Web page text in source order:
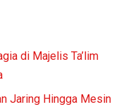
di Majelis Ta’lim
Jaring Hingga Mesin